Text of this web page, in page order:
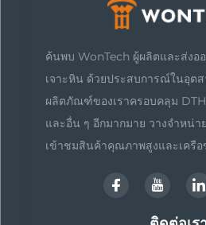
ค้นพบ WonTech ผู้ผลิตและส่งอ
เจาะหิน ด้วยประสบการณ์ในอุต
ผลิตภัณฑ์ของเราครอบคลุม DTH
และอื่น ๆ อีกมากมาย วางจำหน่า
เข้าชมสินค้าคุณภาพสูงและเครือ